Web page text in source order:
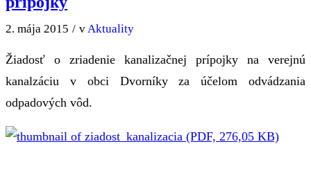
2. mája 2015 / vAktuality
Žiadosť o zriadenie kanalizačnej prípojky na verejnú
kanalzáciu v obci Dvorníky za účelom odvádzania
odpadových vôd.
(PDF, 276,05 KB)